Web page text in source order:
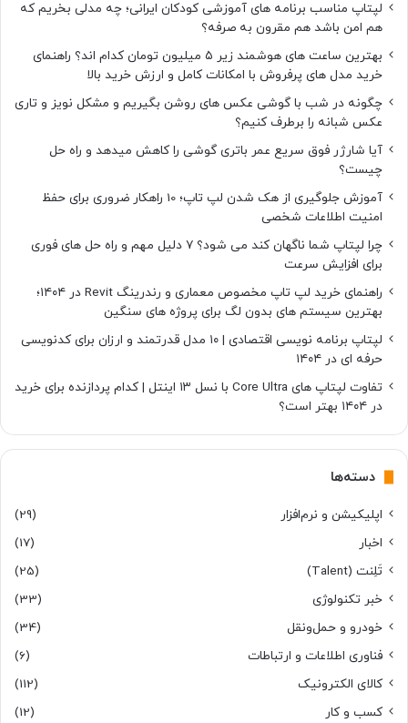
لپتاپ مناسب برنامه های آموزشی کودکان ایرانی؛ چه مدلی بخریم که
هم امن باشد هم مقرون به صرفه؟
بهترین ساعت های هوشمند زیر ۵ میلیون تومان کدام اند؟ راهنمای
خرید مدل های پرفروش با امکانات کامل و ارزش خرید بالا
چگونه در شب با گوشی عکس های روشن بگیریم و مشکل نویز و تاری
عکس شبانه را برطرف کنیم؟
آیا شارژر فوق سریع عمر باتری گوشی را کاهش میدهد و راه حل
چیست؟
آموزش جلوگیری از هک شدن لپ تاپ؛ 10 راهکار ضروری برای حفظ
امنیت اطلاعات شخصی
چرا لپتاپ شما ناگهان کند می شود؟ ۷ دلیل مهم و راه حل های فوری
برای افزایش سرعت
راهنمای خرید لپ تاپ مخصوص معماری و رندرینگ Revit در ۱۴۰۴؛
بهترین سیستم های بدون لگ برای پروژه های سنگین
لپتاپ برنامه نویسی اقتصادی | ۱۰ مدل قدرتمند و ارزان برای کدنویسی
حرفه ای در ۱۴۰۴
تفاوت لپتاپ های Core Ultra با نسل ۱۳ اینتل | کدام پردازنده برای خرید
در ۱۴۰۴ بهتر است؟
دسته‌ها
اپلیکیشن و نرم‌افزار
(29)
اخبار
(17)
تَلِنت (Talent)
(25)
خبر تکنولوژی
(33)
خودرو و حمل‌و‌نقل
(34)
فناوری اطلاعات و ارتباطات
(6)
کالای الکترونیک
(112)
کسب و کار
(12)